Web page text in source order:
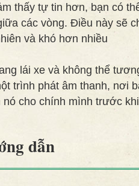
thấy tự tin hơn, bạn có
các vòng. Điều này sẽ
và khó hơn nhiều
lái xe và không thể
trình phát âm thanh, nơi
nó cho chính mình trước
dẫn